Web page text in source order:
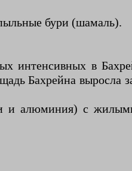
бури (шамаль).
интенсивных в
Бахрейна выросла
алюминия) с